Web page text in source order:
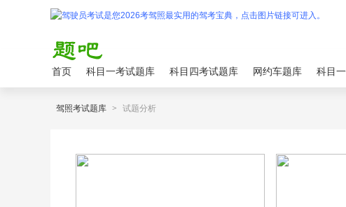
首页 科目一考试题库 科目四考试题库 网约车题库 科目
驾照考试题库 > 试题分析